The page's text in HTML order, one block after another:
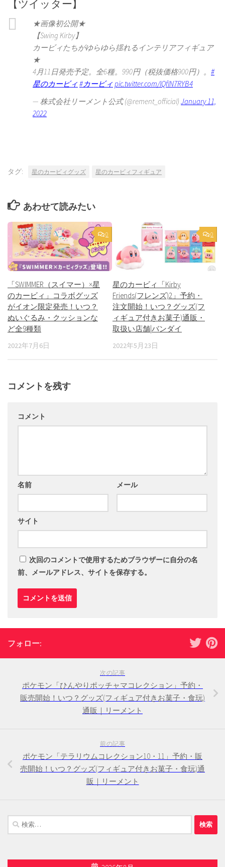
【ツイッター】
★画像初公開★
【Swing Kirby】
カービィたちがゆらゆら揺れるインテリアフィギュア
★
4月11日発売予定。全6種。990円（税抜価格900円）。 #
星のカービィ #カービィ pic.twitter.com/lQflN7RYB4
— 株式会社リーメント公式 (@rement_official) January 11,
2022
タグ: 星のカービィグッズ 星のカービィフィギュア
あわせて読みたい
0
「SWIMMER（スイマー）×星
のカービィ」コラボグッズ
がイオン限定発売！いつ？
ぬいぐるみ・クッションな
ど全9種類
2022年7月6日
0
星のカービィ「Kirby
Friends(フレンズ)2」予約・
注文開始！いつ？グッズ(フ
ィギュア付きお菓子)通販・
取扱い店舗|バンダイ
2022年5月23日
コメントを残す
コメント
名前 メール
サイト
次回のコメントで使用するためブラウザーに自分の名
前、メールアドレス、サイトを保存する。
フォロー:
次の記事
ポケモン「ひんやりポッチャマコレクション」予約・
販売開始！いつ？グッズ(フィギュア付きお菓子・食玩)
通販｜リーメント
前の記事
ポケモン「テラリウムコレクション10・11」予約・販
売開始！いつ？グッズ(フィギュア付きお菓子・食玩)通
販｜リーメント
検
索: